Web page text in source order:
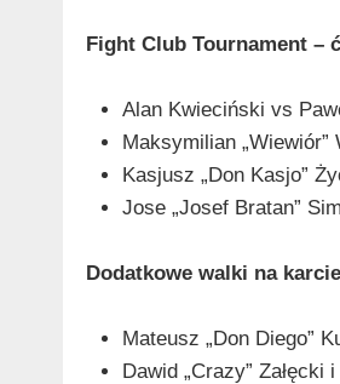
Fight Club Tournament –
Alan Kwieciński vs
Maksymilian
Kasjusz „Don Kasjo”
Jose „Josef Bratan”
Dodatkowe walki na
Mateusz „Don Diego”
Dawid „Crazy”